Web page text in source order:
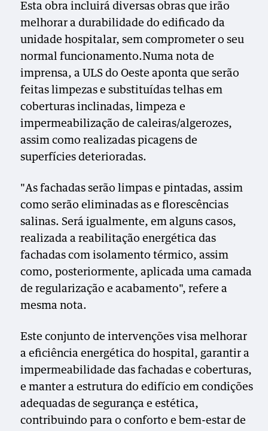
Esta obra incluirá diversas obras que irão
melhorar a durabilidade do edificado da
unidade hospitalar, sem comprometer o seu
normal funcionamento.Numa nota de
imprensa, a ULS do Oeste aponta que serão
feitas limpezas e substituídas telhas em
coberturas inclinadas, limpeza e
impermeabilização de caleiras/algerozes,
assim como realizadas picagens de
superfícies deterioradas.
"As fachadas serão limpas e pintadas, assim
como serão eliminadas as e florescências
salinas. Será igualmente, em alguns casos,
realizada a reabilitação energética das
fachadas com isolamento térmico, assim
como, posteriormente, aplicada uma camada
de regularização e acabamento", refere a
mesma nota.
Este conjunto de intervenções visa melhorar
a eficiência energética do hospital, garantir a
impermeabilidade das fachadas e coberturas,
e manter a estrutura do edifício em condições
adequadas de segurança e estética,
contribuindo para o conforto e bem-estar de